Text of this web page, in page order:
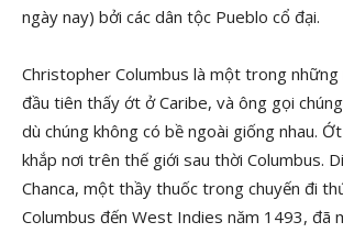
ngày nay) bởi các dân tộc Pueblo cổ đại.
Christopher Columbus là một trong những
đầu tiên thấy ớt ở Caribe, và ông gọi chúng
dù chúng không có bề ngoài giống nhau.
khắp nơi trên thế giới sau thời Columbus.
Chanca, một thầy thuốc trong chuyến đi
Columbus đến West Indies năm 1493, đã